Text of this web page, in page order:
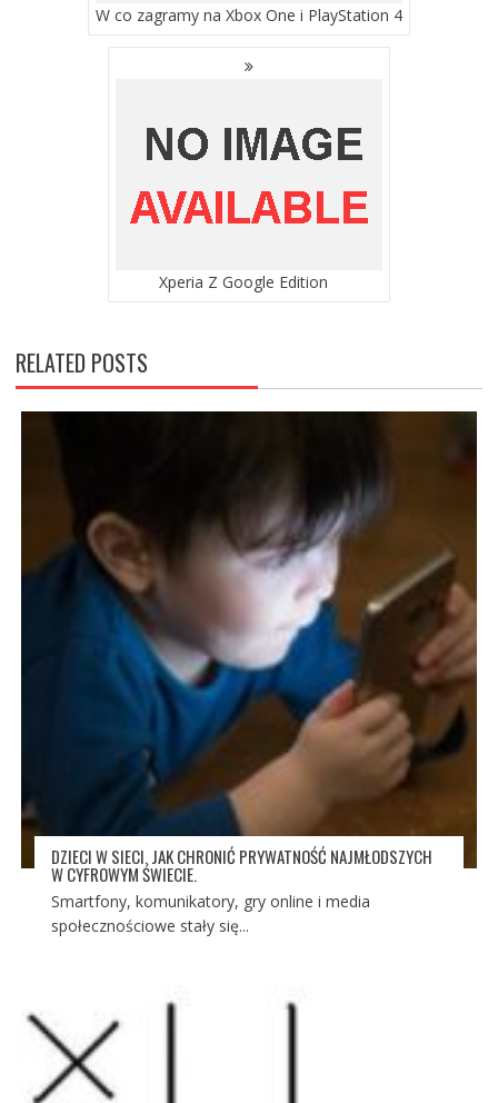
W co zagramy na Xbox One i PlayStation 4
Xperia Z Google Edition
RELATED POSTS
DZIECI W SIECI. JAK CHRONIĆ PRYWATNOŚĆ NAJMŁODSZYCH
W CYFROWYM ŚWIECIE.
Smartfony, komunikatory, gry online i media
społecznościowe stały się...